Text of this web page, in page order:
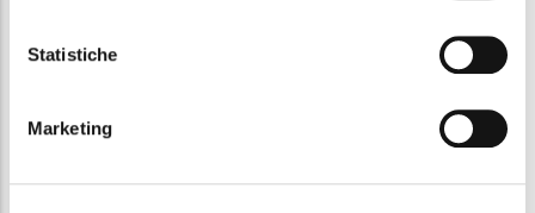
Statistiche
Marketing
Acknowledgments
Contributi, sponsorizzazioni e patrocini